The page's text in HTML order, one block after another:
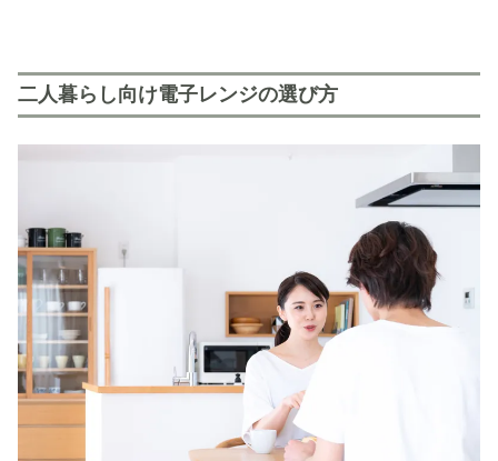
二人暮らし向け電子レンジの選び方